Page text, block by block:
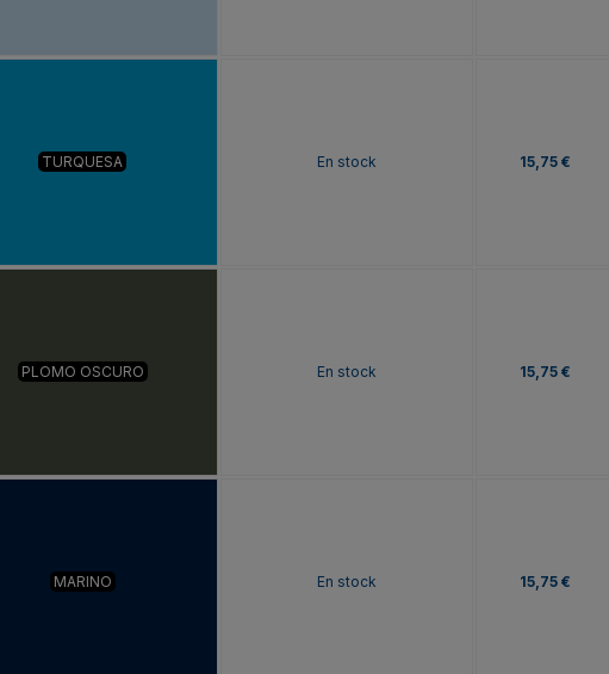
TURQUESA En stock 15,75 €
PLOMO OSCURO En stock 15,75 €
MARINO En stock 15,75 €